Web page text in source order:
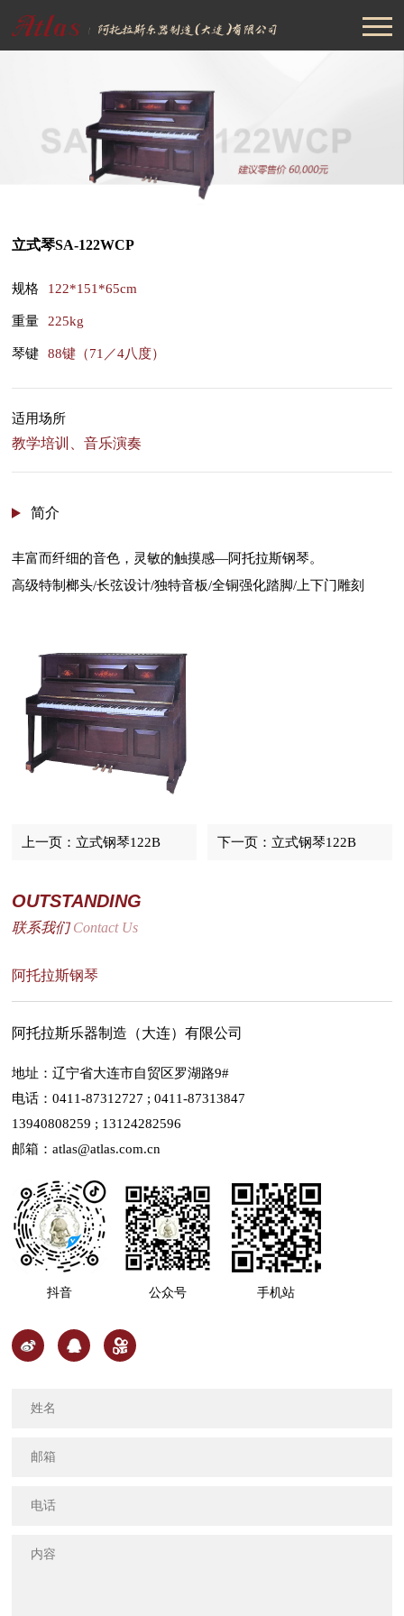
立式琴SA-122WCP
规格 122*151*65cm
重量 225kg
琴键 88键（71／4八度）
适用场所
教学培训、音乐演奏
简介
丰富而纤细的音色，灵敏的触摸感—阿托拉斯钢琴。
高级特制榔头/长弦设计/独特音板/全铜强化踏脚/上下门雕刻
上一页：立式钢琴122B 下一页：立式钢琴122B
OUTSTANDING
联系我们 Contact Us
阿托拉斯钢琴
阿托拉斯乐器制造（大连）有限公司
地址：辽宁省大连市自贸区罗湖路9#
电话：0411-87312727 ; 0411-87313847
13940808259 ; 13124282596
邮箱：atlas@atlas.com.cn
抖音 公众号 手机站